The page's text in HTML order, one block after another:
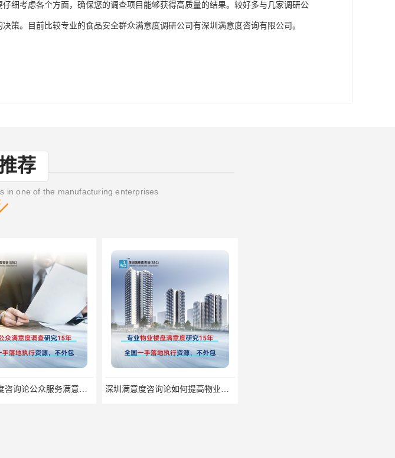
仔细考虑各个方面，确保您的调查项目能够获得高质量的结果。较好多与几家调研公
策。 目前比较专业的食品安全群众满意度调研公司 有深圳满意度咨询有限公司。
荐
in one of the manufacturing enterprises
深圳满意度咨询论公众服务满意度调查的意义 深圳满意度咨询论如何提高物业满意度调查